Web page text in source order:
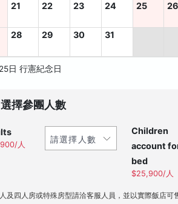
21 22 23 24 25
28 29 30 31
日 行憲紀念日
選擇參團人數
人
Children
account
bed
$25,900/人
及四人房或特殊房型請洽客服人員，並以實際飯店可